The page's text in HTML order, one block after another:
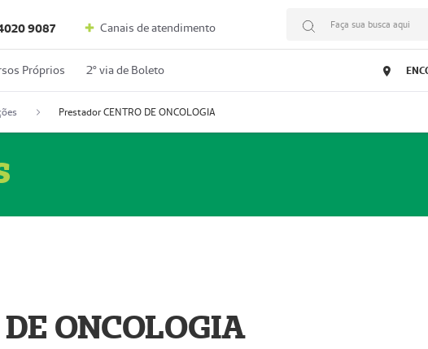
9087 Canais de atendimento Faça sua busca aqui
Próprios 2º via de Boleto
Prestador CENTRO DE ONCOLOGIA
ONCOLOGIA